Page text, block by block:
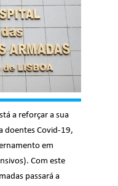
a reforçar a sua
doentes Covid-19,
em
Com este
passará a